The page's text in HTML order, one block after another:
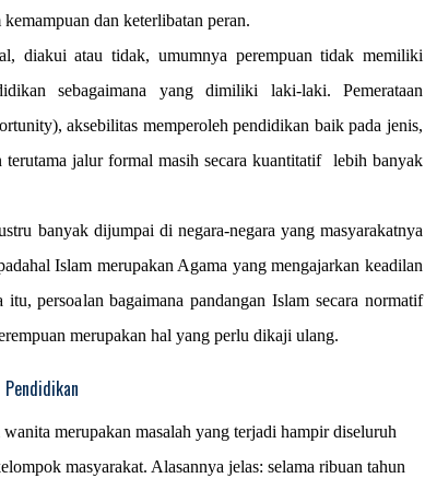
dan keterlibatan peran.
diakui atau tidak, umumnya perempuan tidak memiliki
sebagaimana yang dimiliki laki-laki. Pemerataan
aksebilitas memperoleh pendidikan baik pada jenis,
jalur formal masih secara kuantitatif
lebih banyak
banyak dijumpai di negara-negara yang masyarakatnya
Islam merupakan Agama yang mengajarkan keadilan
itu, persoalan bagaimana pandangan Islam secara normatif
merupakan hal yang perlu dikaji ulang.
Pendidikan
merupakan masalah yang terjadi hampir diseluruh
masyarakat. Alasannya jelas: selama ribuan tahun